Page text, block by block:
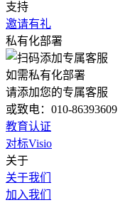
支持
邀请有礼
私有化部署
如需私有化部署
请添加您的专属客服
或致电：010-86393609
教育认证
对标Visio
关于
关于我们
加入我们